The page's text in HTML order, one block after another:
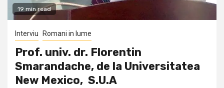
19 min read
Interviu Romani in lume
Prof. univ. dr. Florentin
Smarandache, de la Universitatea
New Mexico, S.U.A